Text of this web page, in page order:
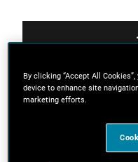
By clicking “Accept All
device to enhance site
marketing efforts.